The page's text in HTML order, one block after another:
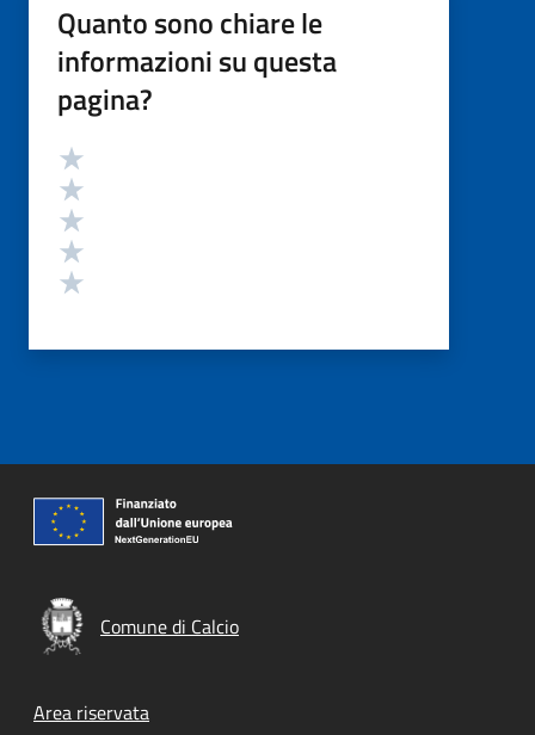
Quanto sono chiare le
informazioni su questa
pagina?
Valutazione
Comune di Calcio
Footer menu
Area riservata